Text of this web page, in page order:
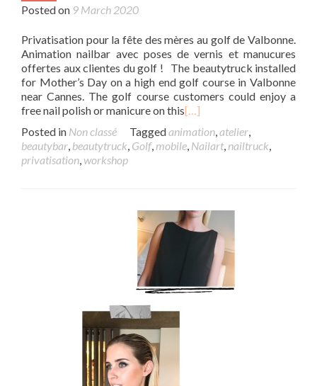
Posted on 9 March 2020
Privatisation pour la fête des mères au golf de Valbonne.
Animation nailbar avec poses de vernis et manucures
offertes aux clientes du golf ! The beautytruck installed
for Mother’s Day on a high end golf course in Valbonne
near Cannes. The golf course customers could enjoy a
free nail polish or manicure on this[…]
Posted in Non classé Taggedanimation,atelier,
beautybar, beautytruck, Golf, mobile, Nailart, nailtruck,
privatisation, workshop